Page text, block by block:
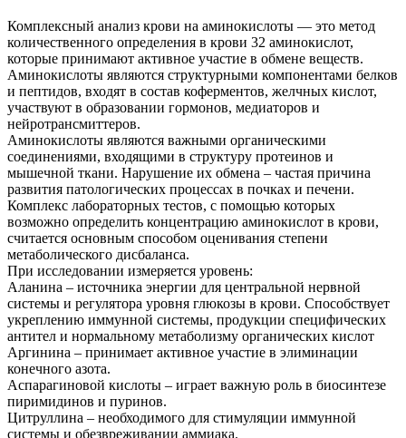
Комплексный анализ крови на аминокислоты — это метод
количественного определения в крови 32 аминокислот,
которые принимают активное участие в обмене веществ.
Аминокислоты являются структурными компонентами белков
и пептидов, входят в состав коферментов, желчных кислот,
участвуют в образовании гормонов, медиаторов и
нейротрансмиттеров.
Аминокислоты являются важными органическими
соединениями, входящими в структуру протеинов и
мышечной ткани. Нарушение их обмена – частая причина
развития патологических процессах в почках и печени.
Комплекс лабораторных тестов, с помощью которых
возможно определить концентрацию аминокислот в крови,
считается основным способом оценивания степени
метаболического дисбаланса.
При исследовании измеряется уровень:
Аланина – источника энергии для центральной нервной
системы и регулятора уровня глюкозы в крови. Способствует
укреплению иммунной системы, продукции специфических
антител и нормальному метаболизму органических кислот
Аргинина – принимает активное участие в элиминации
конечного азота.
Аспарагиновой кислоты – играет важную роль в биосинтезе
пиримидинов и пуринов.
Цитруллина – необходимого для стимуляции иммунной
системы и обезвреживании аммиака.